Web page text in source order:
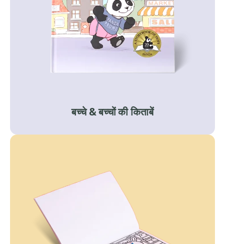
बच्चे & बच्चों की किताबें